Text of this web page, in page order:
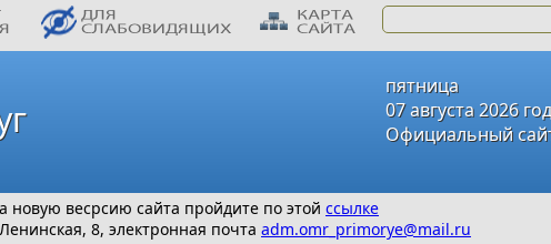
пятница
07 августа 2026
Официальный
новую весрсию сайта пройдите по этой ссылке
8, электронная почта adm.omr_primorye@mail.ru